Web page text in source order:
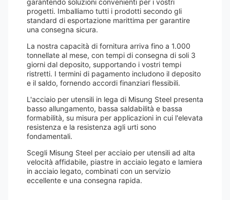
garantendo soluzioni convenienti per i vostri
progetti. Imballiamo tutti i prodotti secondo gli
standard di esportazione marittima per garantire
una consegna sicura.
La nostra capacità di fornitura arriva fino a 1.000
tonnellate al mese, con tempi di consegna di soli 3
giorni dal deposito, supportando i vostri tempi
ristretti. I termini di pagamento includono il deposito
e il saldo, fornendo accordi finanziari flessibili.
L'acciaio per utensili in lega di Misung Steel presenta
basso allungamento, bassa saldabilità e bassa
formabilità, su misura per applicazioni in cui l'elevata
resistenza e la resistenza agli urti sono
fondamentali.
Scegli Misung Steel per acciaio per utensili ad alta
velocità affidabile, piastre in acciaio legato e lamiera
in acciaio legato, combinati con un servizio
eccellente e una consegna rapida.